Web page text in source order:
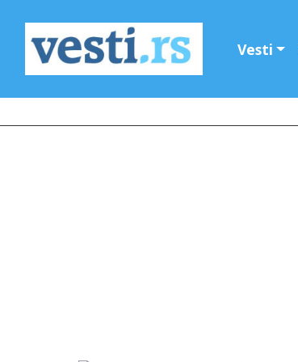
Vesti